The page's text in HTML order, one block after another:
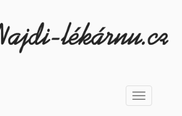
Toggle
navigation